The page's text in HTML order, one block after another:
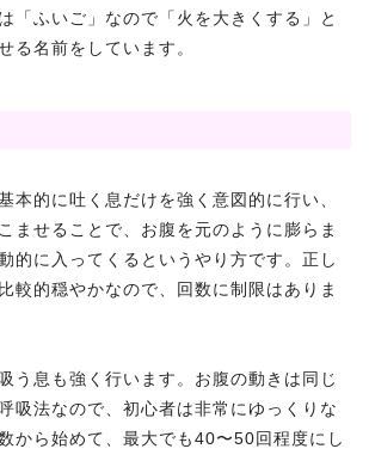
「ふいご」なので「火を大きくする」と
る名前をしています。
本的に吐く息だけを強く意図的に行い、
ませることで、お腹を元のように膨らま
的に入ってくるというやり方です。正し
較的穏やかなので、回数に制限はありま
う息も強く行います。お腹の動きは同じ
吸法なので、初心者は非常にゆっくりな
から始めて、最大でも40〜50回程度にし